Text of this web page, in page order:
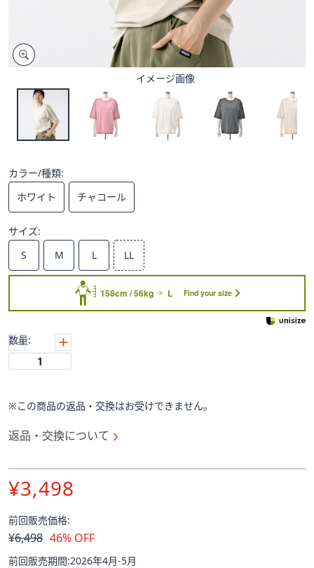
ス
左
ス
イ
プ
て
閲
覧
で
ま
イメージ画像
カラー/種類:
ホワイト
チャコール
サイズ:
S
M L LL
158cm / 56kg L Find your size
数量:
※この商品の返品・交換はお受けできません。
返品・交換について
¥3,498
前回販売価格:
削
除
¥6,498 46% OFF
前回販売期間:2026年4月-5月